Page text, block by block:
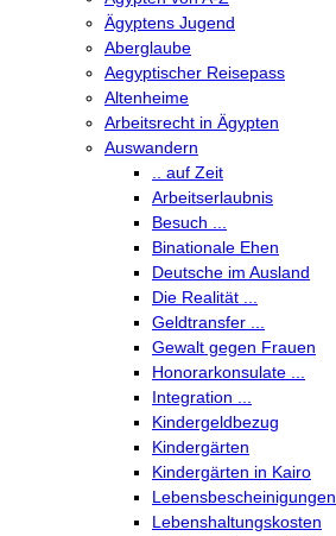
Ägyptens Jugend
Aberglaube
Aegyptischer Reisepass
Altenheime
Arbeitsrecht in Ägypten
Auswandern
.. auf Zeit
Arbeitserlaubnis
Besuch ...
Binationale Ehen
Deutsche im Ausland
Die Realität ...
Geldtransfer ...
Gewalt gegen Frauen
Honorarkonsulate ...
Integration ...
Kindergeldbezug
Kindergärten
Kindergärten in Kairo
Lebensbescheinigungen
Lebenshaltungskosten